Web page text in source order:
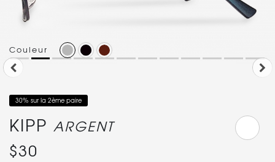
30% sur la 2ème paire
KIPP ARGENT
$30
Couleur